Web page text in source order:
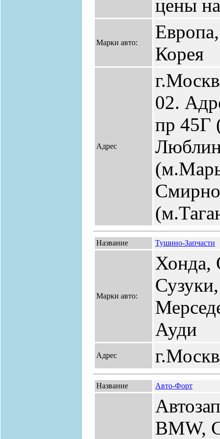
цены
Марки авто:
Корея
Адрес
02.
пр 45Г
Название Тушино-Запчасти
Марки авто:
Хонда,
Ауди
Адрес
Название Авто-Форт
BMW,